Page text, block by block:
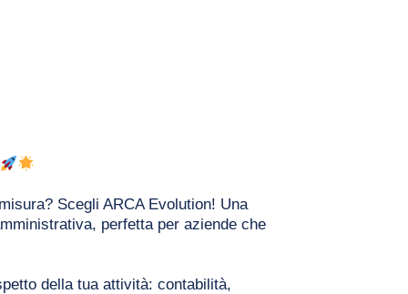
Scegli ARCA Evolution! Una
perfetta per aziende che
della tua attività: contabilità,